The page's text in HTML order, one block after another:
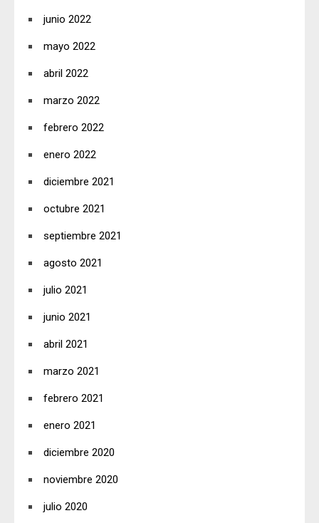
junio 2022
mayo 2022
abril 2022
marzo 2022
febrero 2022
enero 2022
diciembre 2021
octubre 2021
septiembre 2021
agosto 2021
julio 2021
junio 2021
abril 2021
marzo 2021
febrero 2021
enero 2021
diciembre 2020
noviembre 2020
julio 2020